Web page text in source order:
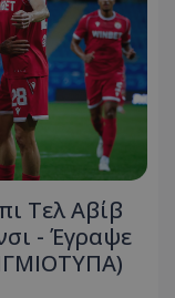
Τελ Αβίβ
- Έγραψε